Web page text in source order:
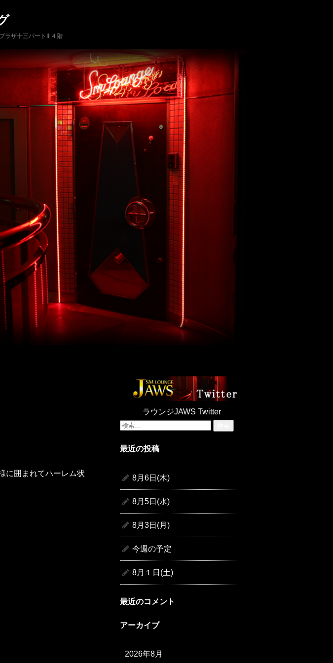
ザ十三パートII ４階
に囲まれてハーレム状
ラウンジJAWS Twitter
検
最近の投稿
8月6日(木)
8月5日(水)
8月3日(月)
今週の予定
8月１日(土)
最近のコメント
アーカイブ
2026年8月